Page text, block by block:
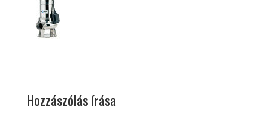
Hozzászólás írása